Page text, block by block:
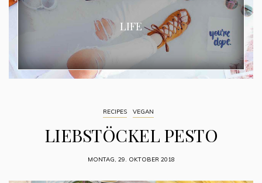
LIFE
RECIPES VEGAN
LIEBSTÖCKEL PESTO
MONTAG, 29. OKTOBER 2018